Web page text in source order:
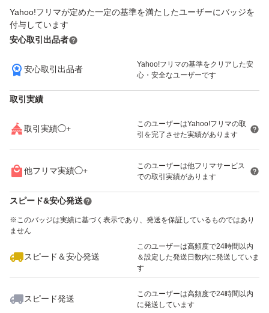
Yahoo!フリマが定めた一定の基準を満たしたユーザーにバッジを
付与しています
安心取引出品者
安心取引出品者
Yahoo!フリマの基準をクリアした安
心・安全なユーザーです
取引実績
取引実績◯+
このユーザーはYahoo!フリマの取
引を完了させた実績があります
他フリマ実績◯+
このユーザーは他フリマサービス
での取引実績があります
スピード&安心発送
※このバッジは実績に基づく表示であり、発送を保証しているものではあり
ません
スピード＆安心発送
このユーザーは高頻度で24時間以内
＆設定した発送日数内に発送していま
す
スピード発送
このユーザーは高頻度で24時間以内
に発送しています
2,750円 いいね！
3,150円
2,500 いいね！
1,200 円
1,500円 いいね！
2,000 いいね！
1,900円